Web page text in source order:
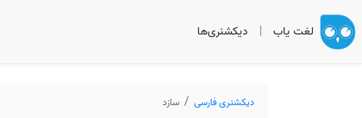
لغت یاب | دیکشنری‌ها
دیکشنری فارسی سازد